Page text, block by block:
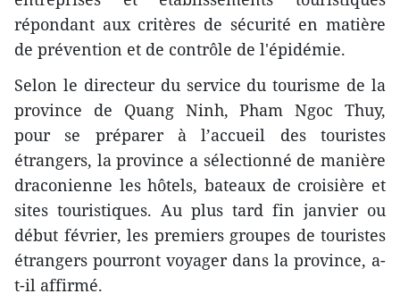
répondant aux critères de sécurité en matière
de prévention et de contrôle de l'épidémie.
Selon le directeur du service du tourisme de la
province de Quang Ninh, Pham Ngoc Thuy,
pour se préparer à l’accueil des touristes
étrangers, la province a sélectionné de manière
draconienne les hôtels, bateaux de croisière et
sites touristiques. Au plus tard fin janvier ou
début février, les premiers groupes de touristes
étrangers pourront voyager dans la province, a-
t-il affirmé.